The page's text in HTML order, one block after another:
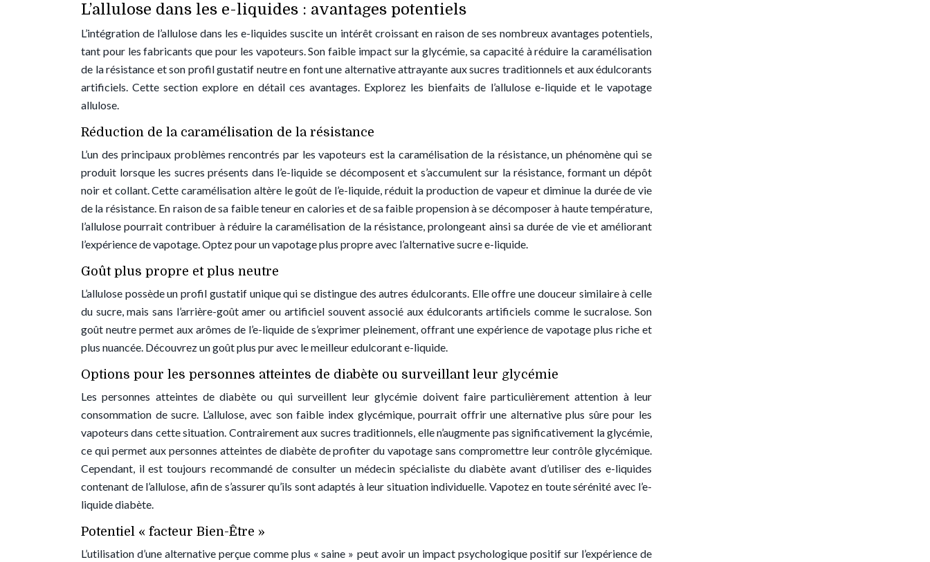
L’allulose dans les e-liquides : avantages potentiels
L’intégration de l’allulose dans les e-liquides suscite un intérêt croissant en raison de ses nombreux avantages potentiels,
tant pour les fabricants que pour les vapoteurs. Son faible impact sur la glycémie, sa capacité à réduire la caramélisation
de la résistance et son profil gustatif neutre en font une alternative attrayante aux sucres traditionnels et aux édulcorants
artificiels. Cette section explore en détail ces avantages. Explorez les bienfaits de l’allulose e-liquide et le vapotage
allulose.
Réduction de la caramélisation de la résistance
L’un des principaux problèmes rencontrés par les vapoteurs est la caramélisation de la résistance, un phénomène qui se
produit lorsque les sucres présents dans l’e-liquide se décomposent et s’accumulent sur la résistance, formant un dépôt
noir et collant. Cette caramélisation altère le goût de l’e-liquide, réduit la production de vapeur et diminue la durée de vie
de la résistance. En raison de sa faible teneur en calories et de sa faible propension à se décomposer à haute température,
l’allulose pourrait contribuer à réduire la caramélisation de la résistance, prolongeant ainsi sa durée de vie et améliorant
l’expérience de vapotage. Optez pour un vapotage plus propre avec l’alternative sucre e-liquide.
Goût plus propre et plus neutre
L’allulose possède un profil gustatif unique qui se distingue des autres édulcorants. Elle offre une douceur similaire à celle
du sucre, mais sans l’arrière-goût amer ou artificiel souvent associé aux édulcorants artificiels comme le sucralose. Son
goût neutre permet aux arômes de l’e-liquide de s’exprimer pleinement, offrant une expérience de vapotage plus riche et
plus nuancée. Découvrez un goût plus pur avec le meilleur edulcorant e-liquide.
Options pour les personnes atteintes de diabète ou surveillant leur glycémie
Les personnes atteintes de diabète ou qui surveillent leur glycémie doivent faire particulièrement attention à leur
consommation de sucre. L’allulose, avec son faible index glycémique, pourrait offrir une alternative plus sûre pour les
vapoteurs dans cette situation. Contrairement aux sucres traditionnels, elle n’augmente pas significativement la glycémie,
ce qui permet aux personnes atteintes de diabète de profiter du vapotage sans compromettre leur contrôle glycémique.
Cependant, il est toujours recommandé de consulter un médecin spécialiste du diabète avant d’utiliser des e-liquides
contenant de l’allulose, afin de s’assurer qu’ils sont adaptés à leur situation individuelle. Vapotez en toute sérénité avec l’e-
liquide diabète.
Potentiel « facteur Bien-Être »
L’utilisation d’une alternative perçue comme plus « saine » peut avoir un impact psychologique positif sur l’expérience de